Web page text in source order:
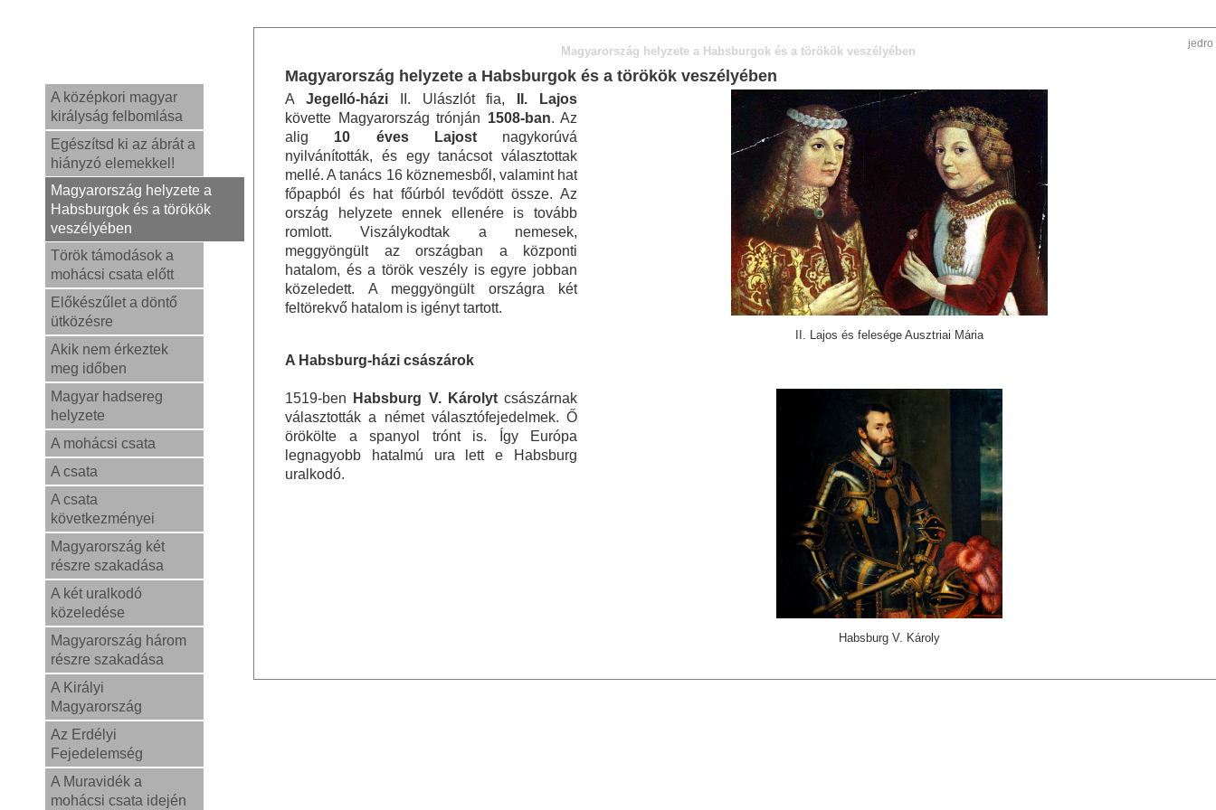
A középkori magyar
királyság felbomlása
Egészítsd ki az ábrát a
hiányzó elemekkel!
Magyarország helyzete a
Habsburgok és a törökök
veszélyében
Török támodások a
mohácsi csata előtt
Előkészűlet a döntő
ütközésre
Akik nem érkeztek
meg időben
Magyar hadsereg
helyzete
A mohácsi csata
A csata
A csata
következményei
Magyarország két
részre szakadása
A két uralkodó
közeledése
Magyarország három
részre szakadása
A Királyi
Magyarország
Az Erdélyi
Fejedelemség
A Muravidék a
mohácsi csata idején
jedro
Magyarország helyzete a Habsburgok és a törökök veszélyében
Magyarország helyzete a Habsburgok és a törökök veszélyében
II. Lajos és felesége Ausztriai Mária
A Jegelló-háziII. Ulászlót fia,
II. Lajos
követte Magyarország trónján 1508-ban. Az
alig 10 éves Lajost nagykorúvá
nyilvánították, és egy tanácsot választottak
mellé. A tanács 16 köznemesből, valamint hat
főpapból és hat főúrból tevődött össze. Az
ország helyzete ennek ellenére is tovább
romlott. Viszálykodtak a nemesek,
meggyöngült az országban a központi
hatalom, és a török veszély is egyre jobban
közeledett. A meggyöngült országra két
feltörekvő hatalom is igényt tartott.
A Habsburg-házi császárok
Habsburg V. Károly
1519-ben Habsburg V. Károlytcsászárnak
választották a német választófejedelmek. Ő
örökölte a spanyol trónt is. Így Európa
legnagyobb hatalmú ura lett e Habsburg
uralkodó.